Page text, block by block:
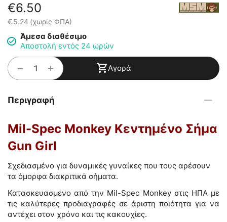
€6.50
€5.24 (χωρίς ΦΠΑ)
Άμεσα διαθέσιμο
Αποστολή εντός 24 ωρών
+
− Αγορά
Περιγραφή
Mil-Spec Monkey Κεντημένο Σήμα
Gun Girl
Σχεδιασμένο για δυναμικές γυναίκες που τους αρέσουν
τα όμορφα διακριτικά σήματα.
Κατασκευασμένο από την Mil-Spec Monkey στις ΗΠΑ με
τις καλύτερες προδιαγραφές σε άριστη ποιότητα για να
αντέχει στον χρόνο και τις κακουχίες.